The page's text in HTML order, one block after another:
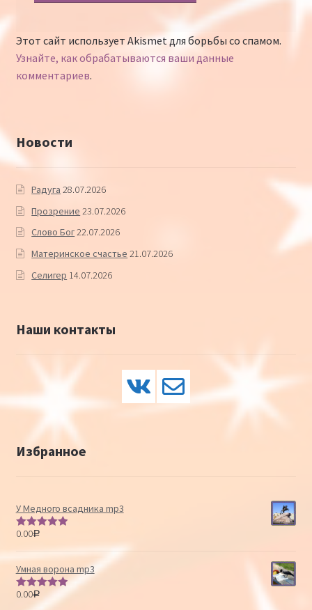
Этот сайт использует Akismet для борьбы со спамом.
Узнайте, как обрабатываются ваши данные
комментариев.
Новости
Радуга 28.07.2026
Прозрение 23.07.2026
Слово Бог22.07.2026
Материнское счастье 21.07.2026
Селигер 14.07.2026
Наши контакты
Избранное
У Медного всадника mp3
Оценка
0.00Р
Умная ворона mp3
Оценка
0.00Р